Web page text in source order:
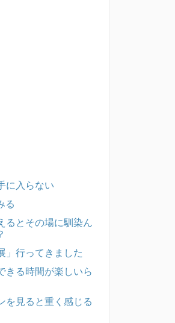
に入らない
る
るとその場に馴染ん
」行ってきました
きる時間が楽しいら
を見ると重く感じる